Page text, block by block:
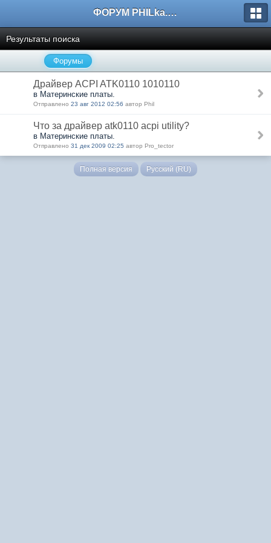
ФОРУМ PHILka.RU
Результаты поиска
Форумы
Драйвер ACPI ATK0110 1010110
в Материнские платы.
Отправлено 23 авг 2012 02:56 автор Phil
Что за драйвер atk0110 acpi utility?
в Материнские платы.
Отправлено 31 дек 2009 02:25 автор Pro_tector
Полная версия Русский (RU)